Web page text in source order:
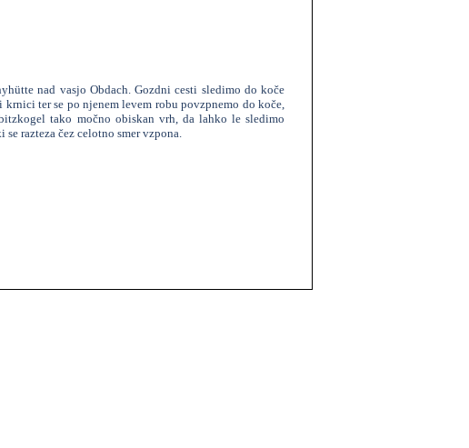
nad vasjo Obdach. Gozdni cesti sledimo do koče
ter se po njenem levem robu povzpnemo do koče,
tako močno obiskan vrh, da lahko le sledimo
razteza čez celotno smer vzpona.